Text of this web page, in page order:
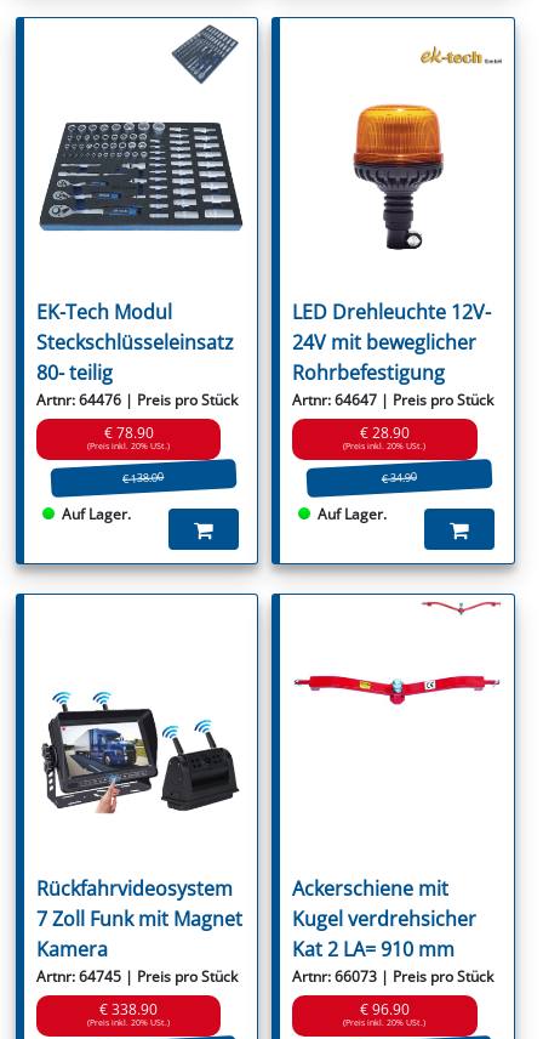
EK-Tech Modul
Steckschlüsseleinsatz
80- teilig
Artnr: 64476 | Preis pro Stück
€ 78.90
(Preis inkl. 20% USt.)
€ 138.00
Auf Lager.
LED Drehleuchte 12V-
24V mit beweglicher
Rohrbefestigung
Artnr: 64647 | Preis pro Stück
€ 28.90
(Preis inkl. 20% USt.)
€ 34.90
Auf Lager.
Rückfahrvideosystem
7 Zoll Funk mit Magnet
Kamera
Artnr: 64745 | Preis pro Stück
€ 338.90
(Preis inkl. 20% USt.)
Ackerschiene mit
Kugel verdrehsicher
Kat 2 LA= 910 mm
Artnr: 66073 | Preis pro Stück
€ 96.90
(Preis inkl. 20% USt.)